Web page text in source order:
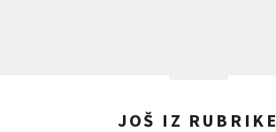
JOŠ IZ RUBRIKE